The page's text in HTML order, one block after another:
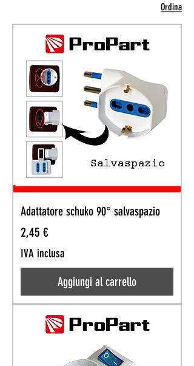
Ordina
Adattatore schuko 90° salvaspazio
Prezzo
2,45 €
IVA inclusa
Aggiungi al carrello